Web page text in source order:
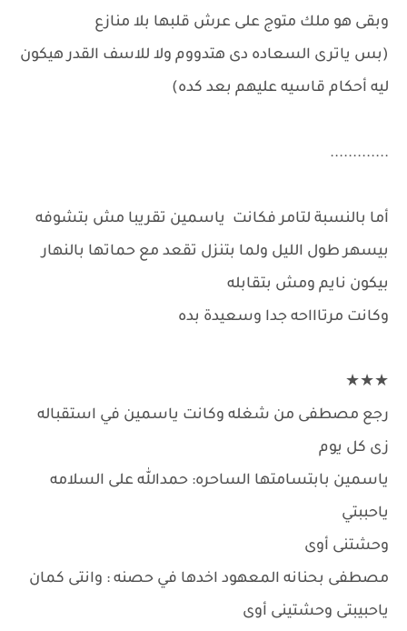
وبقى هو ملك متوج على عرش قلبها بلا منازع
(بس ياترى السعاده دى هتدووم ولا للاسف القدر هيكون
ليه أحكام قاسيه عليهم بعد كده)
.............
أما بالنسبة لتامر فكانت ياسمين تقريبا مش بتشوفه
بيسهر طول الليل ولما بتنزل تقعد مع حماتها بالنهار
بيكون نايم ومش بتقابله
وكانت مرتاااحه جدا وسعيدة بده
★★★
رجع مصطفى من شغله وكانت ياسمين في استقباله
زى كل يوم
ياسمين بابتسامتها الساحره: حمدالله على السلامه
ياحببتي
وحشتنى أوى
مصطفى بحنانه المعهود اخدها في حصنه : وانتى كمان
ياحبيبتى وحشتينى أوى